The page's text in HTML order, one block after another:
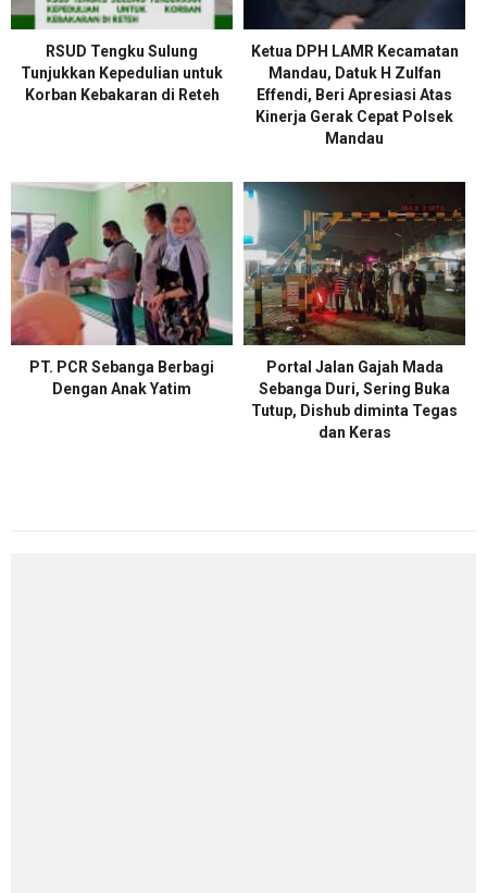
RSUD Tengku Sulung
Tunjukkan Kepedulian untuk
Korban Kebakaran di Reteh
Ketua DPH LAMR Kecamatan
Mandau, Datuk H Zulfan
Effendi, Beri Apresiasi Atas
Kinerja Gerak Cepat Polsek
Mandau
PT. PCR Sebanga Berbagi
Dengan Anak Yatim
Portal Jalan Gajah Mada
Sebanga Duri, Sering Buka
Tutup, Dishub diminta Tegas
dan Keras